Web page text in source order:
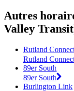
Autres
Valley
Rutland
Rutland
89er South
89er South
Burlington Link